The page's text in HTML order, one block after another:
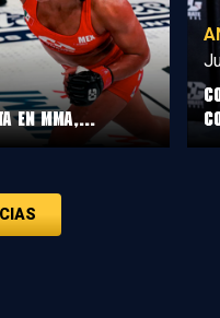
EN MMA,...